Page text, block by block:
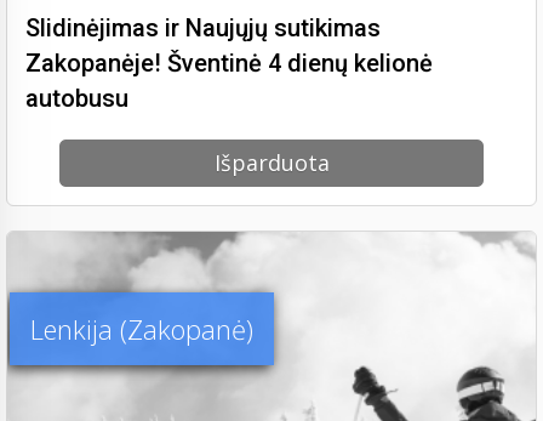
Slidinėjimas ir Naujųjų sutikimas
Zakopanėje! Šventinė 4 dienų kelionė
autobusu
Išparduota
Lenkija (Zakopanė)